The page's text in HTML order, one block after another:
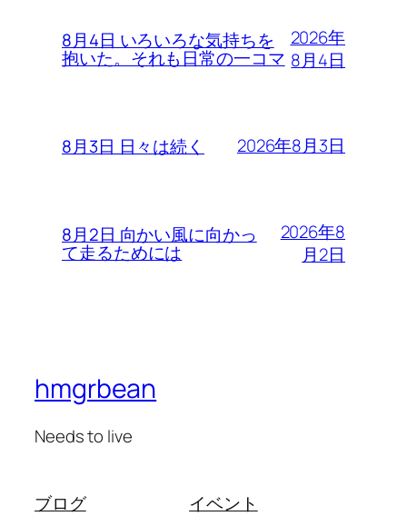
8月4日 いろいろな気持ちを
抱いた。それも日常の一コマ
2026年
8月4日
8月3日 日々は続く 2026年8月3日
8月2日 向かい風に向かっ
て走るためには
2026年8
月2日
hmgrbean
Needs to live
ブログ
イベント